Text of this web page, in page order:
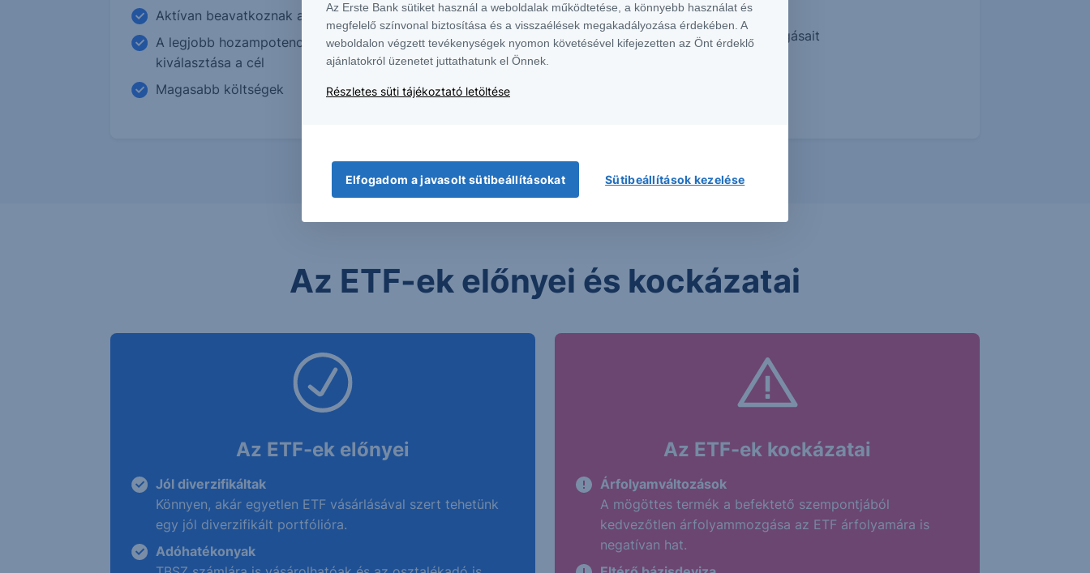
Aktívan beavatkoznak a teljesítményébe
A legjobb hozampotenciállal rendelkező értékpapírok
kiválasztása a cél
Magasabb költségek
követése
Passzívan követik a piac mozgásait
Az ETF-ek előnyei és kockázatai
Az ETF-ek előnyei
Jól diverzifikáltak
Könnyen, akár egyetlen ETF vásárlásával szert tehetünk
egy jól diverzifikált portfólióra.
Adóhatékonyak
Az ETF-ek kockázatai
Árfolyamváltozások
A mögöttes termék a befektető szempontjából
kedvezőtlen árfolyammozgása az ETF árfolyamára is
negatívan hat.
Az Erste Bank sütiket használ a weboldalak működtetése, a könnyebb használat és
megfelelő színvonal biztosítása és a visszaélések megakadályozása érdekében. A
weboldalon végzett tevékenységek nyomon követésével kifejezetten az Önt érdeklő
ajánlatokról üzenetet juttathatunk el Önnek.
Részletes süti tájékoztató letöltése
Elfogadom a javasolt sütibeállításokat Sütibeállítások kezelése